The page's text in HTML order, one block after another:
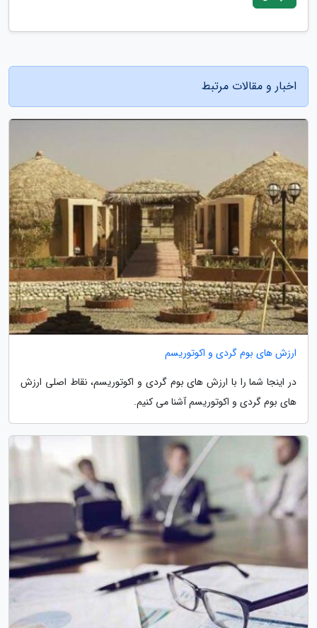
اخبار و مقالات مرتبط
ارزش های بوم گردی و اکوتوریسم
در اینجا شما را با ارزش های بوم گردی و اکوتوریسم، نقاط اصلی ارزش
های بوم گردی و اکوتوریسم آشنا می کنیم.